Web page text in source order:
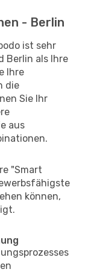
- Berlin
ist sehr
Berlin als Ihre
Ihre
die
Sie Ihr
aus
"Smart
können,